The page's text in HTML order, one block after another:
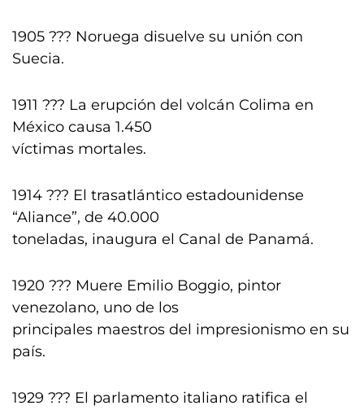
1905 ??? Noruega disuelve su unión con
Suecia.
1911 ??? La erupción del volcán Colima en
México causa 1.450
víctimas mortales.
1914 ??? El trasatlántico estadounidense
“Aliance”, de 40.000
toneladas, inaugura el Canal de Panamá.
1920 ??? Muere Emilio Boggio, pintor
venezolano, uno de los
principales maestros del impresionismo en su
país.
1929 ??? El parlamento italiano ratifica el